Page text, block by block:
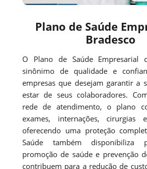
Plano de Saúde
Bradesco
O Plano de Saúde Empresarial
sinônimo de qualidade e
empresas que desejam garantir a
estar de seus colaboradores.
rede de atendimento, o plano
exames, internações, cirurgias
oferecendo uma proteção
Saúde também disponibiliza
promoção de saúde e prevenção
contribuem para a redução de